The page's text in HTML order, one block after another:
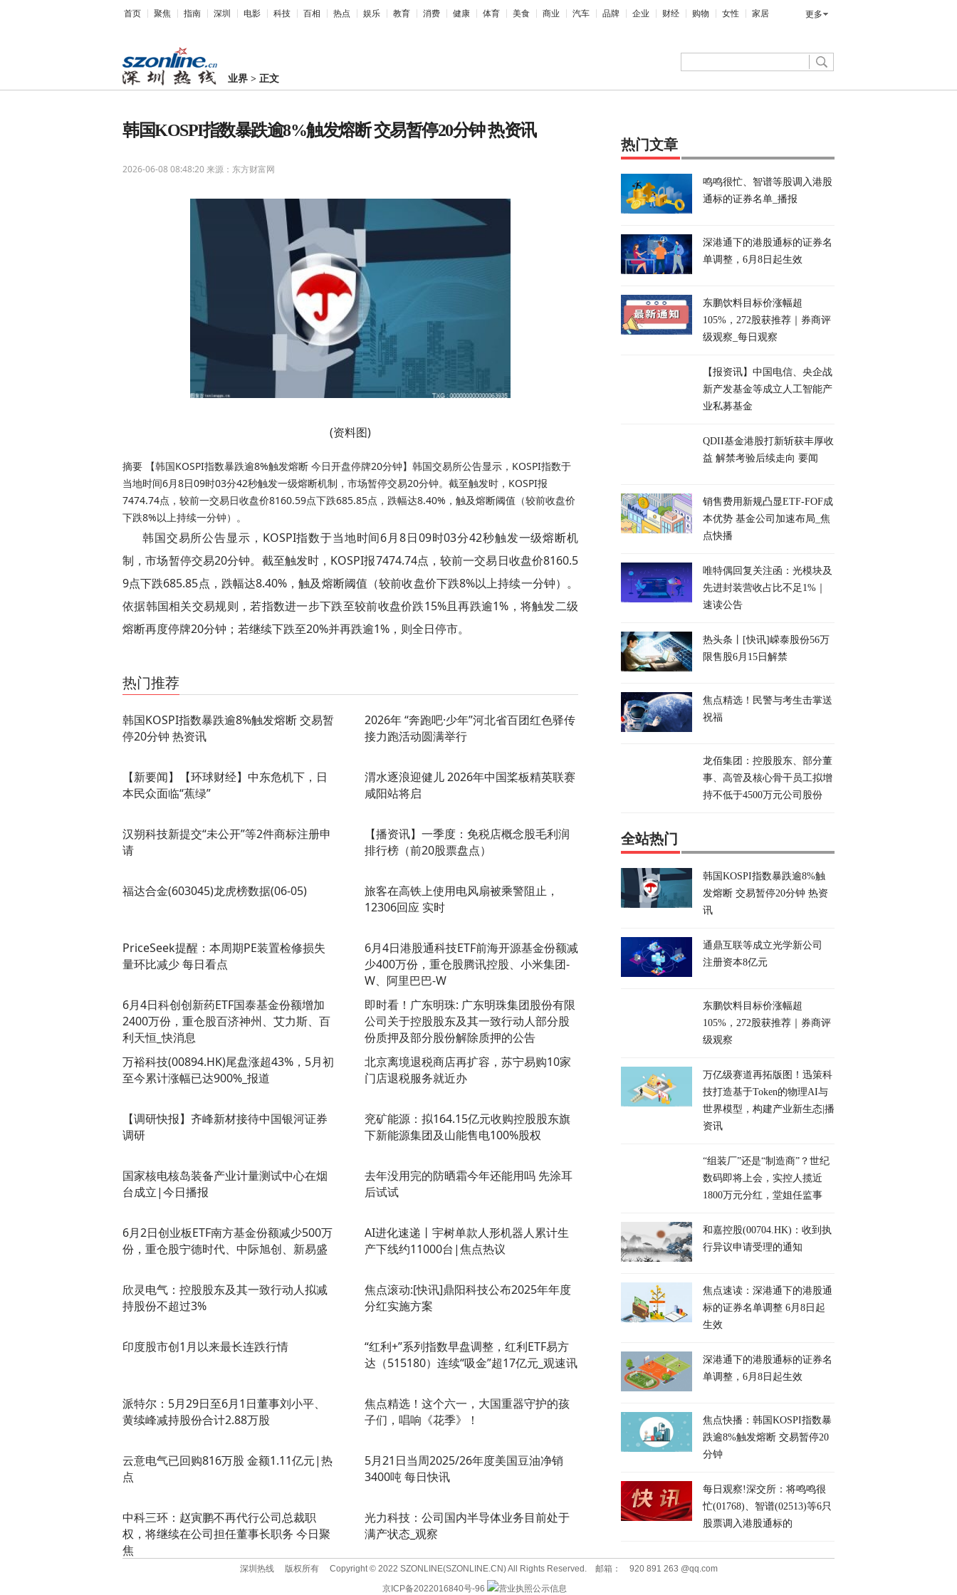
首页 聚焦 指南 深圳 电影 科技 百相 热点 娱乐 教育 消费 健康 体育 美食 商业 汽车 品牌 企业 财经 购物 女性 家居 更多
业界 >正文
韩国KOSPI指数暴跌逾8%触发熔断 交易暂停20分钟 热资讯
2026-06-08 08:48:20来源：东方财富网
(资料图)
摘要 【韩国KOSPI指数暴跌逾8%触发熔断 今日开盘停牌20分钟】韩国交易所公告显示，KOSPI指数于
当地时间6月8日09时03分42秒触发一级熔断机制，市场暂停交易20分钟。截至触发时，KOSPI报
7474.74点，较前一交易日收盘价8160.59点下跌685.85点，跌幅达8.40%，触及熔断阈值（较前收盘价
下跌8%以上持续一分钟）。
韩国交易所公告显示，KOSPI指数于当地时间6月8日09时03分42秒触发一级熔断机
制，市场暂停交易20分钟。截至触发时，KOSPI报7474.74点，较前一交易日收盘价8160.5
9点下跌685.85点，跌幅达8.40%，触及熔断阈值（较前收盘价下跌8%以上持续一分钟）。
依据韩国相关交易规则，若指数进一步下跌至较前收盘价跌15%且再跌逾1%，将触发二级
熔断再度停牌20分钟；若继续下跌至20%并再跌逾1%，则全日停市。
热门推荐
韩国KOSPI指数暴跌逾8%触发熔断 交易暂
停20分钟 热资讯
2026年 “奔跑吧·少年”河北省百团红色驿传
接力跑活动圆满举行
【新要闻】【环球财经】中东危机下，日
本民众面临“蕉绿”
渭水逐浪迎健儿 2026年中国桨板精英联赛
咸阳站将启
汉朔科技新提交“未公开”等2件商标注册申
请
【播资讯】一季度：免税店概念股毛利润
排行榜（前20股票盘点）
福达合金(603045)龙虎榜数据(06-05)
旅客在高铁上使用电风扇被乘警阻止，
12306回应 实时
PriceSeek提醒：本周期PE装置检修损失
量环比减少 每日看点
6月4日港股通科技ETF前海开源基金份额减
少400万份，重仓股腾讯控股、小米集团-
W、阿里巴巴-W
6月4日科创创新药ETF国泰基金份额增加
2400万份，重仓股百济神州、艾力斯、百
利天恒_快消息
即时看！广东明珠: 广东明珠集团股份有限
公司关于控股股东及其一致行动人部分股
份质押及部分股份解除质押的公告
万裕科技(00894.HK)尾盘涨超43%，5月初
至今累计涨幅已达900%_报道
北京离境退税商店再扩容，苏宁易购10家
门店退税服务就近办
【调研快报】齐峰新材接待中国银河证券
调研
兖矿能源：拟164.15亿元收购控股股东旗
下新能源集团及山能售电100%股权
国家核电核岛装备产业计量测试中心在烟
台成立|今日播报
去年没用完的防晒霜今年还能用吗 先涂耳
后试试
6月2日创业板ETF南方基金份额减少500万
份，重仓股宁德时代、中际旭创、新易盛
AI进化速递丨宇树单款人形机器人累计生
产下线约11000台|焦点热议
欣灵电气：控股股东及其一致行动人拟减
持股份不超过3%
焦点滚动:[快讯]鼎阳科技公布2025年年度
分红实施方案
印度股市创1月以来最长连跌行情
“红利+”系列指数早盘调整，红利ETF易方
达（515180）连续“吸金”超17亿元_观速讯
派特尔：5月29日至6月1日董事刘小平、
黄续峰减持股份合计2.88万股
焦点精选！这个六一，大国重器守护的孩
子们，唱响《花季》！
云意电气已回购816万股 金额1.11亿元|热
点
5月21日当周2025/26年度美国豆油净销
3400吨 每日快讯
中科三环：赵寅鹏不再代行公司总裁职
权，将继续在公司担任董事长职务 今日聚
焦
光力科技：公司国内半导体业务目前处于
满产状态_观察
热门文章
鸣鸣很忙、智谱等股调入港股
通标的证券名单_播报
深港通下的港股通标的证券名
单调整，6月8日起生效
东鹏饮料目标价涨幅超
105%，272股获推荐｜券商评
级观察_每日观察
【报资讯】中国电信、央企战
新产发基金等成立人工智能产
业私募基金
QDII基金港股打新斩获丰厚收
益 解禁考验后续走向 要闻
销售费用新规凸显ETF-FOF成
本优势 基金公司加速布局_焦
点快播
唯特偶回复关注函：光模块及
先进封装营收占比不足1%｜
速读公告
热头条丨[快讯]嵘泰股份56万
限售股6月15日解禁
焦点精选！民警与考生击掌送
祝福
龙佰集团：控股股东、部分董
事、高管及核心骨干员工拟增
持不低于4500万元公司股份
全站热门
韩国KOSPI指数暴跌逾8%触
发熔断 交易暂停20分钟 热资
讯
通鼎互联等成立光学新公司
注册资本8亿元
东鹏饮料目标价涨幅超
105%，272股获推荐｜券商评
级观察
万亿级赛道再拓版图！迅策科
技打造基于Token的物理AI与
世界模型，构建产业新生态|播
资讯
“组装厂”还是“制造商”？世纪
数码即将上会，实控人揽近
1800万元分红，堂姐任监事
和嘉控股(00704.HK)：收到执
行异议申请受理的通知
焦点速读：深港通下的港股通
标的证券名单调整 6月8日起
生效
深港通下的港股通标的证券名
单调整，6月8日起生效
焦点快播：韩国KOSPI指数暴
跌逾8%触发熔断 交易暂停20
分钟
每日观察!深交所：将鸣鸣很
忙(01768)、智谱(02513)等6只
股票调入港股通标的
深圳热线 版权所有 Copyright © 2022 SZONLINE(SZONLINE.CN) All Rights Reserved. 邮箱：
920 891 263 @qq.com
京ICP备2022016840号-96
营业执照公示信息